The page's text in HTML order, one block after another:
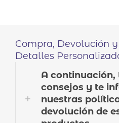
Compra, Devolución
Detalles
A continuación,
consejos y te
nuestras
devolución de